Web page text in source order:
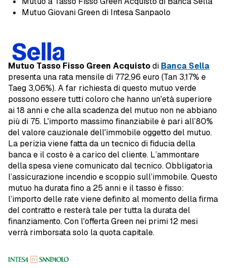
Mutuo Giovani Green di Intesa Sanpaolo
Mutuo Tasso Fisso Green Acquistodi Banca Sella
presenta una rata mensile di 772,96 euro (Tan 3,17% e
Taeg 3,06%). A far richiesta di questo mutuo verde
possono essere tutti coloro che hanno un'età superiore
ai 18 anni e che alla scadenza del mutuo non ne abbiano
più di 75. L'importo massimo finanziabile è pari all’80%
del valore cauzionale dell'immobile oggetto del mutuo.
La perizia viene fatta da un tecnico di fiducia della
banca e il costo è a carico del cliente. L’ammontare
della spesa viene comunicato dal tecnico. Obbligatoria
l’assicurazione incendio e scoppio sull’immobile. Questo
mutuo ha durata fino a 25 anni e il tasso è fisso:
l’importo delle rate viene definito al momento della firma
del contratto e resterà tale per tutta la durata del
finanziamento. Con l'offerta Green nei primi 12 mesi
verrà rimborsata solo la quota capitale.